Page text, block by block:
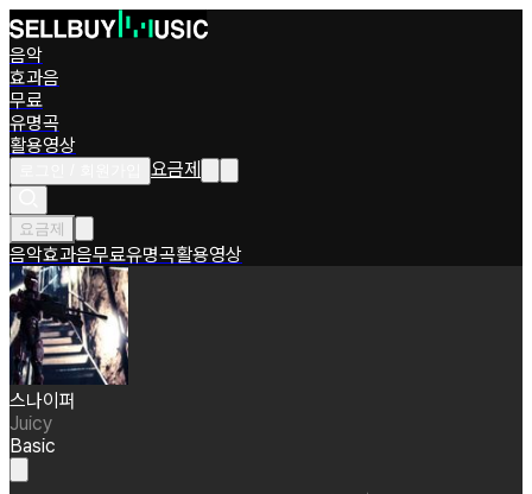
음악
효과음
무료
유명곡
활용영상
요금제
요금제
음악효과음무료유명곡활용영상
스나이퍼
Juicy
Basic